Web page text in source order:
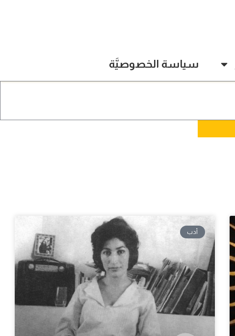
سياسة الخصوصيَّة
أدب